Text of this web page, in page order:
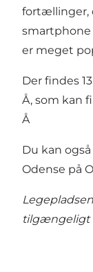
fortællinger,
smartphone
er meget
Der findes
Å, som kan
Å
Du kan
Odense på
tilgængeligt